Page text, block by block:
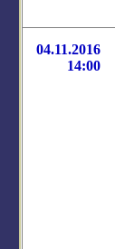
04.11.2016
14:00